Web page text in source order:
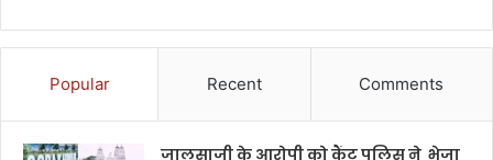
Popular Recent Comments
जालसाजी के आरोपी को कैंट पुलिस ने भेजा